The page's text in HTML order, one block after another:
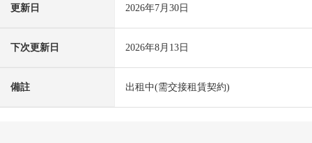
更新日 2026年7月30日
下次更新日 2026年8月13日
備註 出租中(需交接租賃契約)